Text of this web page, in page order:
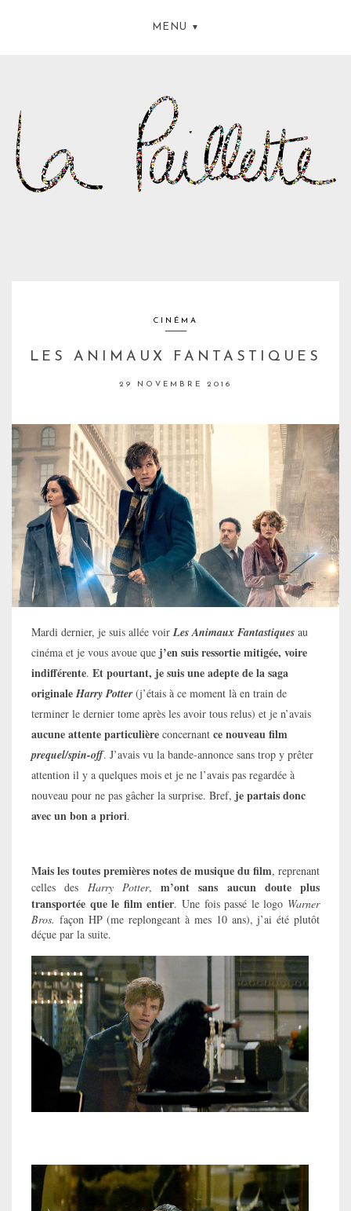
MENU
CINÉMA
LES ANIMAUX FANTASTIQUES
29 NOVEMBRE 2016
Mardi dernier, je suis allée voir Les Animaux Fantastiques au
cinéma et je vous avoue que j’en suis ressortie mitigée, voire
indifférente. Et pourtant, je suis une adepte de la saga
originaleHarry Potter (j’étais à ce moment là en train de
terminer le dernier tome après les avoir tous relus) et je n’avais
aucune attente particulière concernant ce nouveau film
prequel/spin-off. J’avais vu la bande-annonce sans trop y prêter
attention il y a quelques mois et je ne l’avais pas regardée à
nouveau pour ne pas gâcher la surprise. Bref, je partais donc
avec un bon a priori.
Mais les toutes premières notes de musique du film, reprenant
celles des Harry Potter, m’ont sans aucun doute plus
transportée que le film entier. Une fois passé le logo Warner
Bros. façon HP (me replongeant à mes 10 ans), j’ai été plutôt
déçue par la suite.